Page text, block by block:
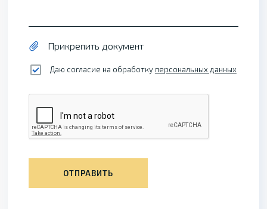
Прикрепить документ
Даю согласие на обработку персональных данных
ОТПРАВИТЬ